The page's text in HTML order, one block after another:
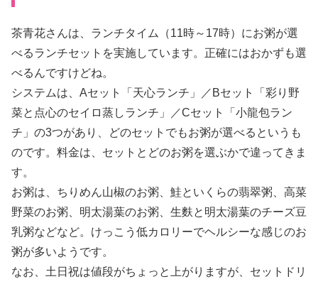
茶青花さんは、ランチタイム（11時～17時）にお粥が選
べるランチセットを実施しています。正確にはおかずも選
べるんですけどね。
システムは、Aセット「天心ランチ」／Bセット「彩り野
菜と点心のセイロ蒸しランチ」／Cセット「小龍包ラン
チ」の3つがあり、どのセットでもお粥が選べるというも
のです。料金は、セットとどのお粥を選ぶかで違ってきま
す。
お粥は、ちりめん山椒のお粥、鮭といくらの翡翠粥、高菜
野菜のお粥、明太湯葉のお粥、生麩と明太湯葉のチーズ豆
乳粥などなど。けっこう低カロリーでヘルシーな感じのお
粥が多いようです。
なお、土日祝は値段がちょっと上がりますが、セットドリ